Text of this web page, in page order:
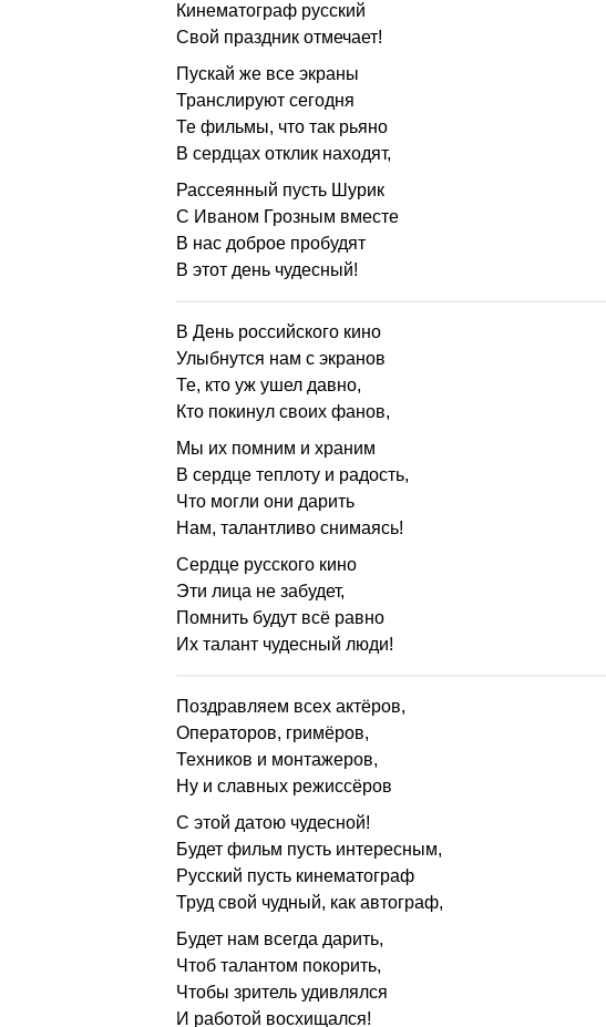
Кинематограф русский
Свой праздник отмечает!
Пускай же все экраны
Транслируют сегодня
Те фильмы, что так рьяно
В сердцах отклик находят,
Рассеянный пусть Шурик
С Иваном Грозным вместе
В нас доброе пробудят
В этот день чудесный!
В День российского кино
Улыбнутся нам с экранов
Те, кто уж ушел давно,
Кто покинул своих фанов,
Мы их помним и храним
В сердце теплоту и радость,
Что могли они дарить
Нам, талантливо снимаясь!
Сердце русского кино
Эти лица не забудет,
Помнить будут всё равно
Их талант чудесный люди!
Поздравляем всех актёров,
Операторов, гримёров,
Техников и монтажеров,
Ну и славных режиссёров
С этой датою чудесной!
Будет фильм пусть интересным,
Русский пусть кинематограф
Труд свой чудный, как автограф,
Будет нам всегда дарить,
Чтоб талантом покорить,
Чтобы зритель удивлялся
И работой восхищался!